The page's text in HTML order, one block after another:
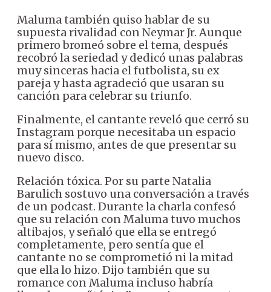
Maluma también quiso hablar de su
supuesta rivalidad con Neymar Jr. Aunque
primero bromeó sobre el tema, después
recobró la seriedad y dedicó unas palabras
muy sinceras hacia el futbolista, su ex
pareja y hasta agradeció que usaran su
canción para celebrar su triunfo.
Finalmente, el cantante reveló que cerró su
Instagram porque necesitaba un espacio
para sí mismo, antes de que presentar su
nuevo disco.
Relación tóxica. Por su parte Natalia
Barulich sostuvo una conversación a través
de un podcast. Durante la charla confesó
que su relación con Maluma tuvo muchos
altibajos, y señaló que ella se entregó
completamente, pero sentía que el
cantante no se comprometió ni la mitad
que ella lo hizo. Dijo también que su
romance con Maluma incluso habría